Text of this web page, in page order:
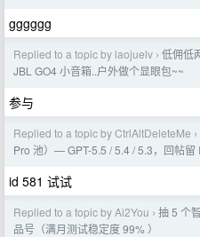
gggggg
Replied to a topic by laojuelv › 低佣低
JBL GO4 小音箱..户外做个显眼包~~
参与
Replied to a topic by CtrlAltDeleteMe ›
Pro 池）— GPT-5.5 / 5.4 / 5.3，回帖留
id 581 试试
Replied to a topic by Ai2You › 抽 5 个
品号（满月测试稳定度 99% ）